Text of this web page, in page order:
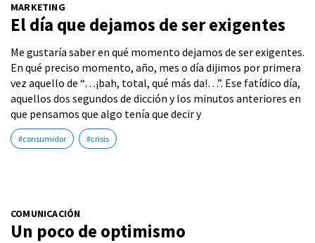
MARKETING
El día que dejamos de ser exigentes
Me gustaría saber en qué momento dejamos de ser exigentes.
En qué preciso momento, año, mes o día dijimos por primera
vez aquello de “…¡bah, total, qué más da!…”. Ese fatídico día,
aquellos dos segundos de dicción y los minutos anteriores en
que pensamos que algo tenía que decir y
#consumidor #crisis
COMUNICACIÓN
Un poco de optimismo